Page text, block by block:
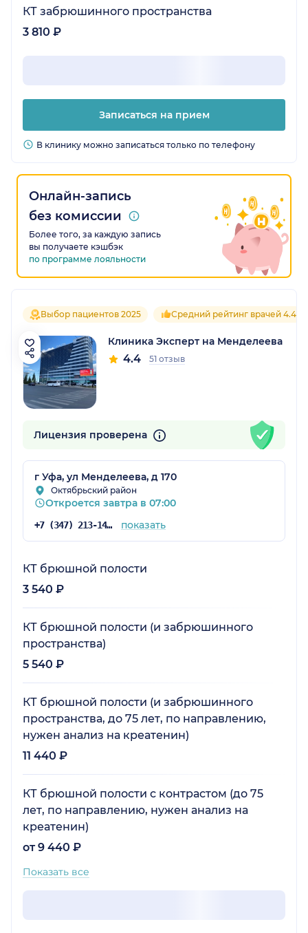
КТ забрюшинного пространства
3 810 ₽
Записаться на прием
В клинику можно записаться только по телефону
Онлайн-запись
без комиссии
Более того, за каждую запись
вы получаете кэшбэк
по программе лояльности
Выбор пациентов 2025 Средний рейтинг врачей 4.4
Клиника Эксперт на Менделеева
4.4 51 отзыв
Лицензия проверена
г Уфа, ул Менделеева, д 170
Октябрьский район
Откроется завтра в 07:00
+7 (347) 213-14-31 показать
КТ брюшной полости
3 540 ₽
КТ брюшной полости (и забрюшинного
пространства)
5 540 ₽
КТ брюшной полости (и забрюшинного
пространства, до 75 лет, по направлению,
нужен анализ на креатенин)
11 440 ₽
КТ брюшной полости с контрастом (до 75
лет, по направлению, нужен анализ на
креатенин)
от 9 440 ₽
Показать все